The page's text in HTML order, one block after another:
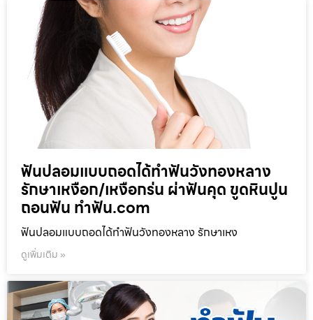
ฟันปลอมแบบถอดได้ทำฟันวังทองหลาง
รักษาเหงือก/เหงือกร่น ผ่าฟันคุด ขูดหินปูน
ถอนฟัน ทำฟัน.com
ฟันปลอมแบบถอดได้ทำฟันวังทองหลาง รักษาเหง
ดูเพิ่มเติม »